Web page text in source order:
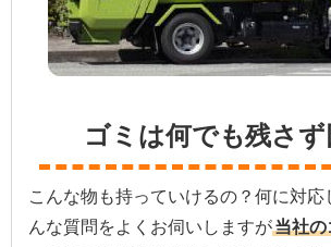
ゴミは何でも残さず
こんな物も持っていけるの？何に対応
んな質問をよくお伺いしますが当社の